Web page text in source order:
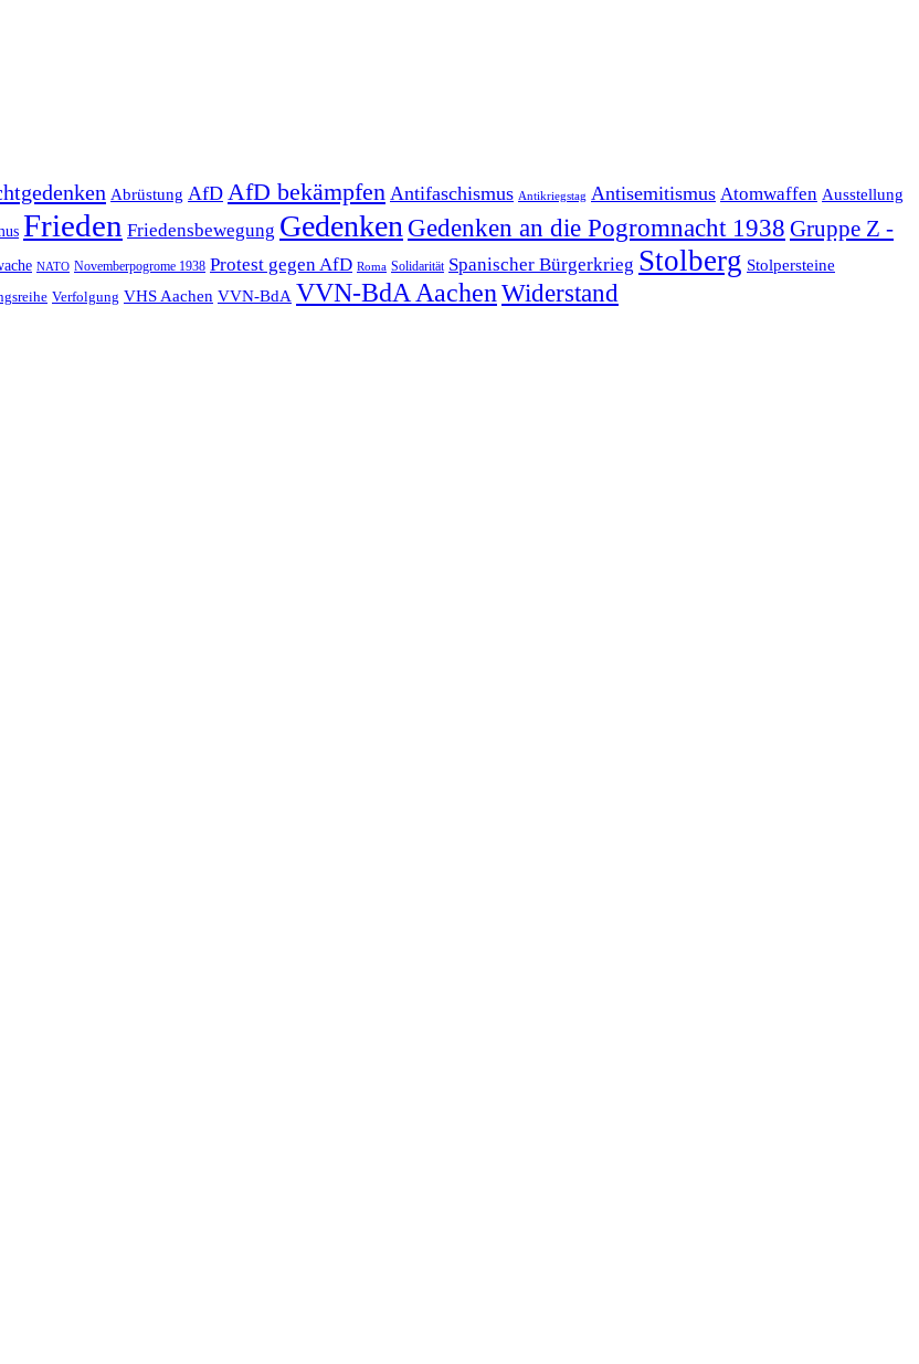
Abrüstung AfD AfD bekämpfen Antifaschismus Antikriegstag Antisemitismus Atomwaffen Ausstellung
Frieden Friedensbewegung Gedenken Gedenken an die Pogromnacht 1938 Gruppe Z -
NATO Novemberpogrome 1938 Protest gegen AfD Roma Solidarität Spanischer Bürgerkrieg Stolberg Stolpersteine
Verfolgung VHS Aachen VVN-BdA VVN-BdA AachenWiderstand